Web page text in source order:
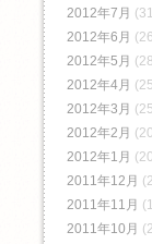
2012年7月
2012年6月
2012年5月
2012年4月
2012年3月
2012年2月
2012年1月
2011年12月
2011年11月
2011年10月